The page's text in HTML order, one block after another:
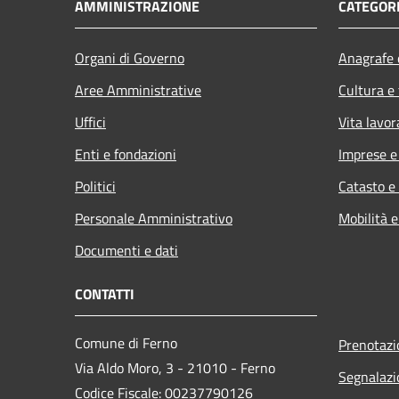
AMMINISTRAZIONE
Organi di Governo
Aree Amministrative
Uffici
Enti e fondazioni
Politici
Personale Amministrativo
Documenti e dati
Cultura
Vita
Imprese
Catasto
Mobilità
CONTATTI
Comune di Ferno
Via Aldo Moro, 3 - 21010 - Ferno
Codice Fiscale: 00237790126